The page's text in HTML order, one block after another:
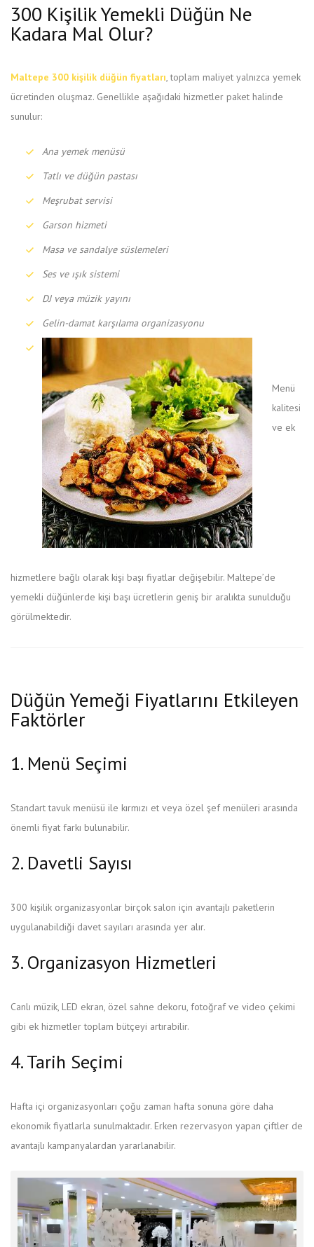
300 Kişilik Yemekli Düğün Ne
Kadara Mal Olur?
Maltepe 300 kişilik düğün fiyatları, toplam maliyet yalnızca yemek
ücretinden oluşmaz. Genellikle aşağıdaki hizmetler paket halinde
sunulur:
Ana yemek menüsü
Tatlı ve düğün pastası
Meşrubat servisi
Garson hizmeti
Masa ve sandalye süslemeleri
Ses ve ışık sistemi
DJ veya müzik yayını
Gelin-damat karşılama organizasyonu
Menü
kalitesi
ve ek
hizmetlere bağlı olarak kişi başı fiyatlar değişebilir. Maltepe’de
yemekli düğünlerde kişi başı ücretlerin geniş bir aralıkta sunulduğu
görülmektedir.
Düğün Yemeği Fiyatlarını Etkileyen
Faktörler
1. Menü Seçimi
Standart tavuk menüsü ile kırmızı et veya özel şef menüleri arasında
önemli fiyat farkı bulunabilir.
2. Davetli Sayısı
300 kişilik organizasyonlar birçok salon için avantajlı paketlerin
uygulanabildiği davet sayıları arasında yer alır.
3. Organizasyon Hizmetleri
Canlı müzik, LED ekran, özel sahne dekoru, fotoğraf ve video çekimi
gibi ek hizmetler toplam bütçeyi artırabilir.
4. Tarih Seçimi
Hafta içi organizasyonları çoğu zaman hafta sonuna göre daha
ekonomik fiyatlarla sunulmaktadır. Erken rezervasyon yapan çiftler de
avantajlı kampanyalardan yararlanabilir.